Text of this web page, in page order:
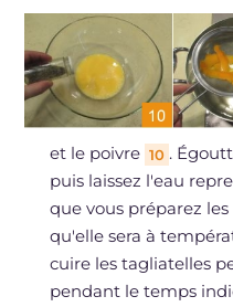
et le poivre 10 .
puis laissez l'eau
que vous préparez
qu'elle sera à
cuire les tagliatelles
pendant le temps